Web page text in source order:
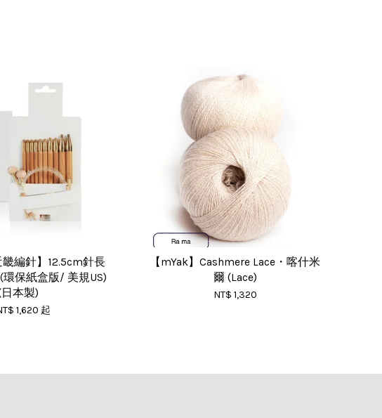
畿編針】12.5cm針長
保紙盒版/ 美規US)
本製)
1,620 起
【mYak】Cashmere Lace・喀什米
爾 (Lace)
NT$ 1,320